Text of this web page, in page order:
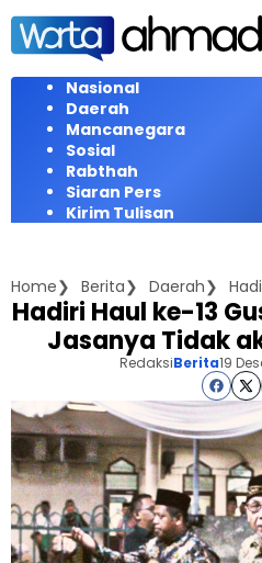
Langsung
konten
Nasional
Daerah
Mancanegara
Sosial
Rabthah
Siaran Pers
Kirim Tulisan
Home Berita Daerah
Hadiri Haul ke-13
Jasanya Tidak
RedaksiBerita19